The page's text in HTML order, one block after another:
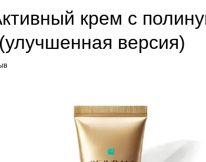
крем с
версия)